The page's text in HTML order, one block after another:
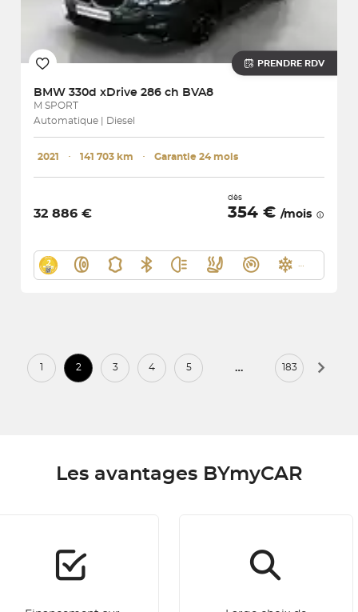
PRENDRE RDV
BMW 330d xDrive 286 ch BVA8
M SPORT
Automatique | Diesel
2021 ･ 141 703 km ･ Garantie 24 mois
32 886 €
dès
354 € /mois
1 2 3 4 5 … 183
Les avantages BYmyCAR